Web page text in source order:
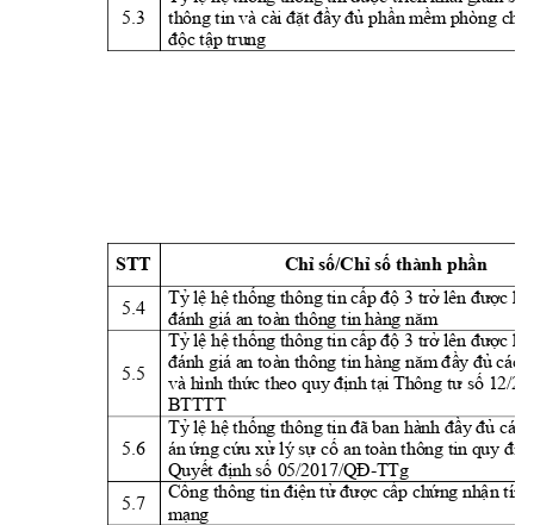
5.3
thông tin và cài đặt đầy đủ phần mềm phòng
độc tập trung
STT Chỉ số/Chỉ số thành phần
5.4 Tỷ lệ hệ thống thông tin cấp độ 3 trở lên được ki
đánh giá an toàn thông tin hàng năm
5.5
Tỷ lệ hệ thống thông tin cấp độ 3 trở lên được k
đánh giá an toàn thông tin hàng năm đầy đủ các
và hình thức theo quy định tại Thông tư số 12/
BTTTT
5.6
Tỷ lệ hệ thống thông tin đã ban hành đầy đủ các
án ứng cứu xử lý sự cố an toàn thông tin quy
Quyết định số 05/2017/QĐ-TTg
5.7
Cổng thông tin điện tử được cấp chứng nhận tín
mạng